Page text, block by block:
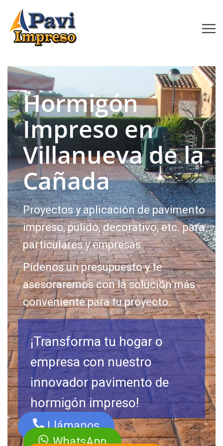
Hormigón
Impreso en
Villanueva de la
Cañada
Proyectos y aplicación de pavimento
impreso, pulido, decorativo, etc. para
particulares y empresas.
Pídenos un presupuesto y te
asesoraremos con la solución más
conveniente para tu proyecto.
¡Transforma tu hogar o
empresa con nuestro
innovador pavimento de
hormigón impreso!
Llámanos
WhatsApp